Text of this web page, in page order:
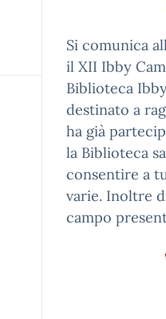
Si comunica
il XII Ibby
Biblioteca
destinato a
ha già
la Biblioteca
consentire a
varie. Inoltre
campo